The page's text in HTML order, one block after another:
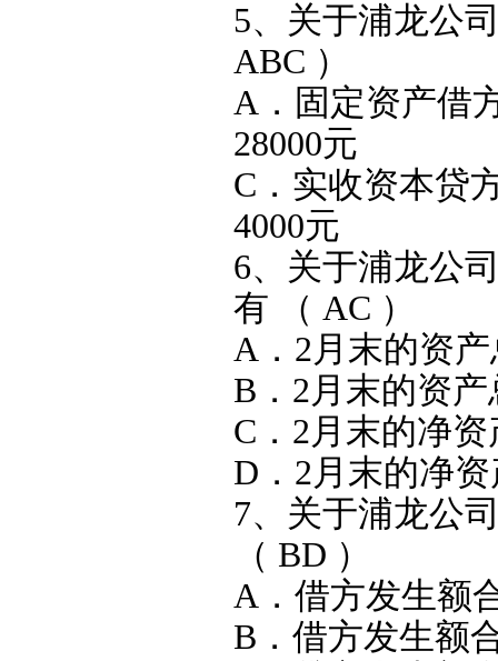
5、关于浦龙公
ABC ）
A．固定资产借
28000元
C．实收资本贷
4000元
6、关于浦龙公
有 （ AC ）
A．2月末的资产
B．2月末的资产
C．2月末的净
D．2月末的净
7、关于浦龙公
（ BD ）
A．借方发生额
B．借方发生额